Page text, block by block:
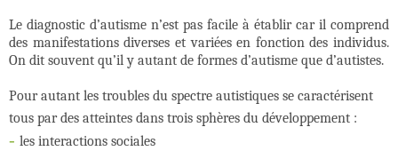
Le diagnostic d’autisme n’est pas facile à établir car il comprend
des manifestations diverses et variées en fonction des individus.
On dit souvent qu’il y autant de formes d’autisme que d’autistes.
Pour autant les troubles du spectre autistiques se caractérisent
tous par des atteintes dans trois sphères du développement :
- les interactions sociales